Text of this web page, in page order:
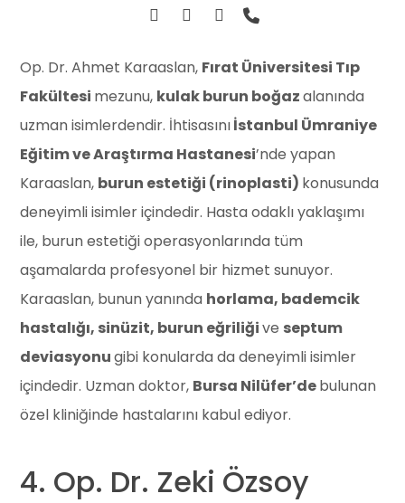
Op. Dr. Ahmet Karaaslan, Fırat Üniversitesi Tıp
Fakültesi mezunu, kulak burun boğazalanında
uzman isimlerdendir. İhtisasınıİstanbul Ümraniye
Eğitim ve Araştırma Hastanesi’nde yapan
Karaaslan, burun estetiği (rinoplasti) konusunda
deneyimli isimler içindedir. Hasta odaklı yaklaşımı
ile, burun estetiği operasyonlarında tüm
aşamalarda profesyonel bir hizmet sunuyor.
Karaaslan, bunun yanında horlama, bademcik
hastalığı, sinüzit, burun eğriliğive septum
deviasyonugibi konularda da deneyimli isimler
içindedir. Uzman doktor, Bursa Nilüfer’debulunan
özel kliniğinde hastalarını kabul ediyor.
4. Op. Dr. Zeki Özsoy